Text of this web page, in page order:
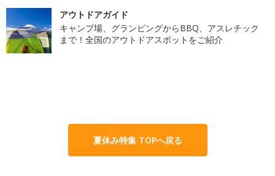
アウトドアガイド
キャンプ場、グランピングからBBQ、アスレチック
まで！全国のアウトドアスポットをご紹介
夏休み特集 TOPへ戻る